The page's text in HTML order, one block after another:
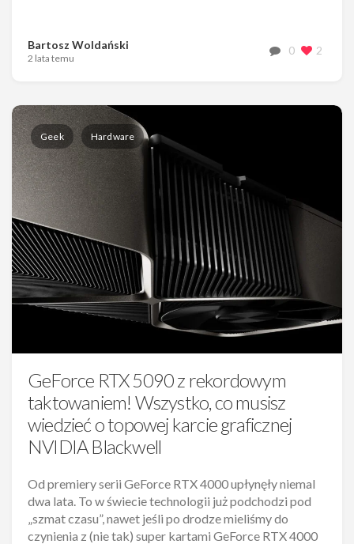
Bartosz Woldański
2 lata temu
0 2
Geek Hardware
GeForce RTX 5090 z rekordowym
taktowaniem! Wszystko, co musisz
wiedzieć o topowej karcie graficznej
NVIDIA Blackwell
Od premiery serii GeForce RTX 4000 upłynęły niemal
dwa lata. To w świecie technologii już podchodzi pod
„szmat czasu”, nawet jeśli po drodze mieliśmy do
czynienia z (nie tak) super kartami GeForce RTX 4000